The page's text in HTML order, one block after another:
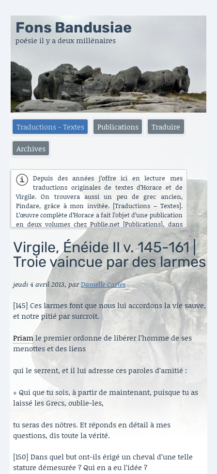
Fons Bandusiae
poésie il y a deux millénaires
Traductions - Textes Publications Traduire
Archives
Depuis des années j’offre ici en lecture mes
traductions originales de textes d’Horace et de
Virgile. On trouvera aussi un peu de grec ancien,
Pindare, grâce à mon invitée. [Traductions – Textes].
L’œuvre complète d’Horace a fait l’objet d’une publication
en deux volumes chez Publie.net [Publications], dans
encore d’autres traductions que celles que vous pouvez
lire ici. C’est maintenant l’Énéide qui est chantier. Le
besoin de mettre ma longue pratique en perspective
s’est accru ces dernières années [Traduire]. La rubrique
est nouvelle. Elle va s’enrichir peu à peu. Il y a aussi de
belles surprises, des échanges contemporains et des
haïku en latin sous le titre austère des [Archives].
Virgile, Énéide II v. 145-161 |
Troie vaincue par des larmes
jeudi 4 avril 2013, parDanielle Carlès
[145] Ces larmes font que nous lui accordons la vie sauve,
et notre pitié par surcroît.
Priamle premier ordonne de libérer l’homme de ses
menottes et des liens
qui le serrent, et il lui adresse ces paroles d’amitié :
« Qui que tu sois, à partir de maintenant, puisque tu as
laissé les Grecs, oublie-les,
tu seras des nôtres. Et réponds en détail à mes
questions, dis toute la vérité.
[150] Dans quel but ont-ils érigé un cheval d’une telle
stature démesurée ? Qui en a eu l’idée ?